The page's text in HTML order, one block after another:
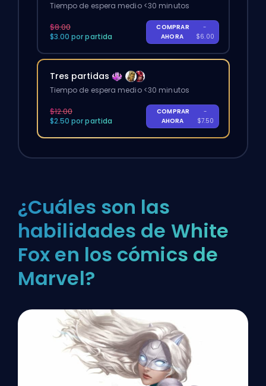
Tiempo de espera medio <30 minutos
$8.00
$3.00 por partida
COMPRAR
AHORA
-
$6.00
Tres partidas
Tiempo de espera medio <30 minutos
$12.00
$2.50 por partida
COMPRAR
AHORA
-
$7.50
¿Cuáles son las
habilidades de White
Fox en los cómics de
Marvel?